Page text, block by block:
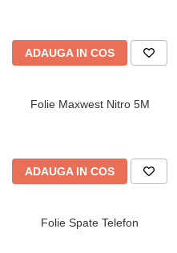
ADAUGA IN COS
Folie Maxwest Nitro 5M
ADAUGA IN COS
Folie Spate Telefon